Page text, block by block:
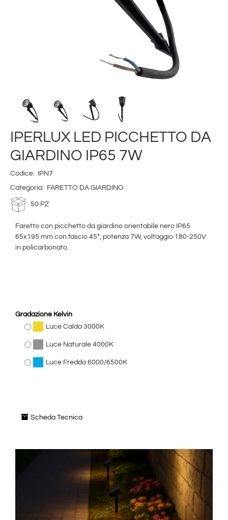
IPERLUX LED PICCHETTO DA
GIARDINO IP65 7W
Codice: IPN7
Categoria: FARETTO DA GIARDINO
50 PZ
Faretto con picchetto da giardino orientabile nero IP65
65x195 mm con fascio 45°, potenza 7W, voltaggio 180-250V
in policarbonato.
Gradazione Kelvin
Luce Calda 3000K
Luce Naturale 4000K
Luce Fredda 6000/6500K
Scheda Tecnica